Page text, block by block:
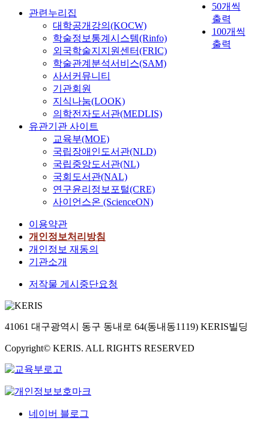
50개씩
출력
100개씩
출력
관련누리집
대학공개강의(KOCW)
학술정보통계시스템(Rinfo)
외국학술지지원센터(FRIC)
학술관계분석서비스(SAM)
사서커뮤니티
기관회원
지식나눔(LOOK)
의학전자도서관(MEDLIS)
유관기관 사이트
교육부(MOE)
국립장애인도서관(NLD)
국립중앙도서관(NL)
국회도서관(NAL)
연구윤리정보포털(CRE)
사이언스온 (ScienceON)
이용약관
개인정보처리방침
개인정보 재동의
기관소개
저작물 게시중단요청
41061 대구광역시 동구 동내로 64(동내동1119) KERIS빌딩
Copyright© KERIS. ALL RIGHTS RESERVED
네이버 블로그